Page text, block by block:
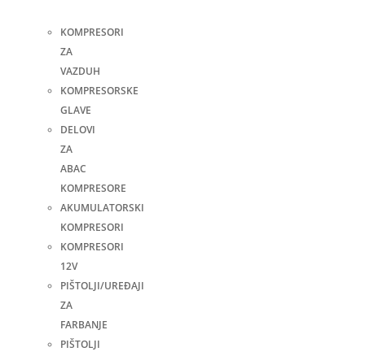
KOMPRESORI
ZA
VAZDUH
KOMPRESORSKE
GLAVE
DELOVI
ZA
ABAC
KOMPRESORE
AKUMULATORSKI
KOMPRESORI
KOMPRESORI
12V
PIŠTOLJI/UREĐAJI
ZA
FARBANJE
PIŠTOLJI